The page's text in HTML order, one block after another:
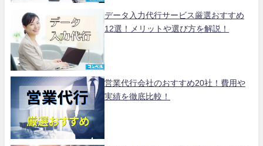
データ入力代行サービス厳選おすすめ
12選！メリットや選び方を解説！
営業代行会社のおすすめ20社！費用や
実績を徹底比較！